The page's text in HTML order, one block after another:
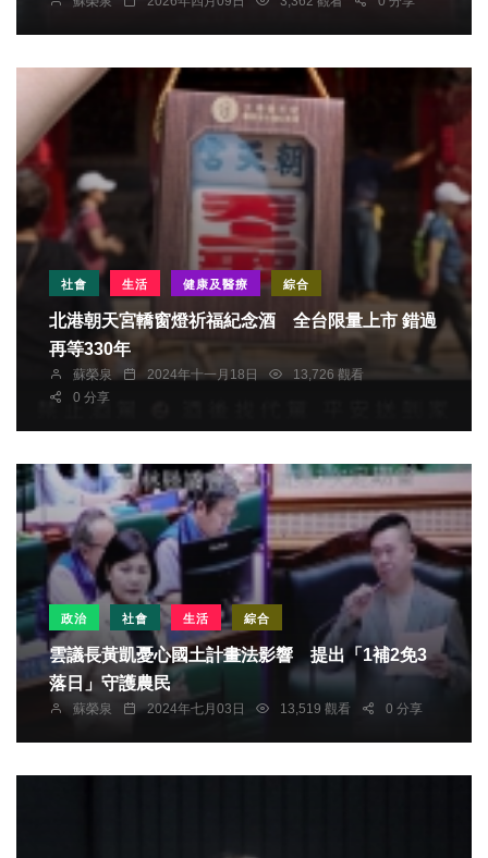
社會 生活 健康及醫療 綜合
北港朝天宮轎窗燈祈福紀念酒 全台限量上市 錯過
再等330年
蘇榮泉 2024年十一月18日
13,726 觀看
0 分享
政治 社會 生活 綜合
雲議長黃凱憂心國土計畫法影響 提出「1補2免3
落日」守護農民
蘇榮泉 2024年七月03日 13,519 觀看 0 分享